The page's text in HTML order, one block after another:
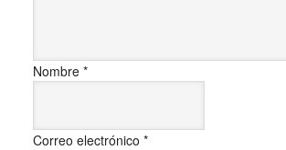
Nombre *
Correo electrónico *